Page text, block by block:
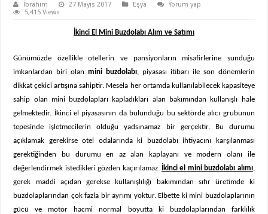
İbrahim 27 Mayıs 2017 Eşya
Yorum yap
5,415 Views
İkinci El Mini Buzdolabı Alım ve Satımı
Günümüzde özellikle otellerin ve pansiyonların misafirlerine sunduğu
imkanlardan biri olanmini buzdolabı, piyasası itibarı ile son dönemlerin
dikkat çekici artışına sahiptir. Mesela her ortamda kullanılabilecek kapasiteye
sahip olan mini buzdolapları kapladıkları alan bakımından kullanışlı hale
gelmektedir. İkinci el piyasasının da bulunduğu bu sektörde alıcı grubunun
tepesinde işletmecilerin olduğu yadsınamaz bir gerçektir. Bu durumu
açıklamak gerekirse otel odalarında ki buzdolabı ihtiyacını karşılanması
gerektiğinden bu durumu en az alan kaplayanı ve modern olanı ile
değerlendirmek istedikleri gözden kaçırılamaz.
İkinci el mini buzdolabı alımı,
gerek maddi açıdan gerekse kullanışlılığı bakımından sıfır üretimde ki
buzdolaplarından çok fazla bir ayrımı yoktur. Elbette ki mini buzdolaplarının
gücü ve motor hacmi normal boyutta ki buzdolaplarından farklılık